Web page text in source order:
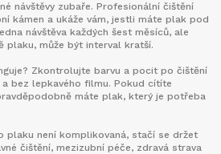
návštěvy zubaře. Profesionální čištění
kámen a ukáže vám, jestli máte plak pod
návštěva každých šest měsíců, ale
může být interval kratší.
Zkontrolujte barvu a pocit po čištění
bez lepkavého filmu. Pokud cítíte
máte plak, který je potřeba
plaku není komplikovaná, stačí se držet
čištění, mezizubní péče, zdravá strava